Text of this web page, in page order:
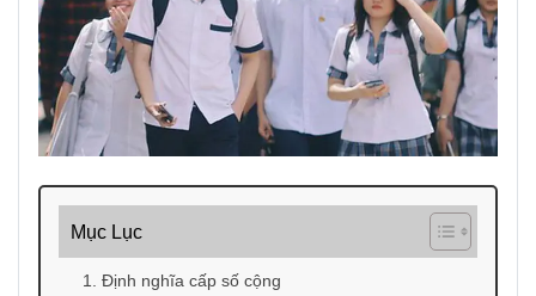
Mục Lục
1. Định nghĩa cấp số cộng